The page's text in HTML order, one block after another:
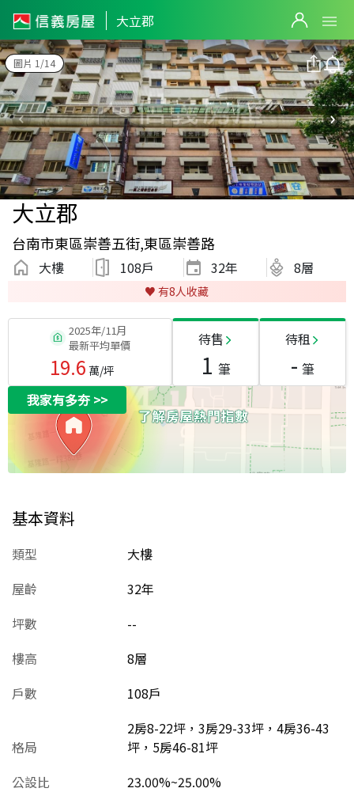
大立郡
圖片 1/14
大立郡
台南市東區崇善五街,東區崇善路
大樓 108戶 32年 8層
♥️ 有8人收藏
2025年/11月
最新平均單價
19.6 萬/坪
待售
1 筆
待租
- 筆
我家有多夯>>
基本資料
類型
大樓
屋齡
32年
坪數
--
樓高
8層
戶數
108戶
格局
2房8-22坪，3房29-33坪，4房36-43
坪，5房46-81坪
公設比
23.00%~25.00%